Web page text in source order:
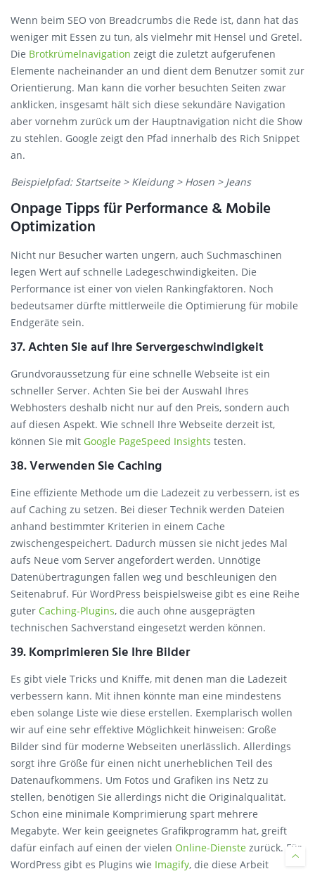
Wenn beim SEO von Breadcrumbs die Rede ist, dann hat das
weniger mit Essen zu tun, als vielmehr mit Hensel und Gretel.
Die Brotkrümelnavigation zeigt die zuletzt aufgerufenen
Elemente nacheinander an und dient dem Benutzer somit zur
Orientierung. Man kann die vorher besuchten Seiten zwar
anklicken, insgesamt hält sich diese sekundäre Navigation
aber vornehm zurück um der Hauptnavigation nicht die Show
zu stehlen. Google zeigt den Pfad innerhalb des Rich Snippet
an.
Beispielpfad: Startseite > Kleidung > Hosen > Jeans
Onpage Tipps für Performance & Mobile
Optimization
Nicht nur Besucher warten ungern, auch Suchmaschinen
legen Wert auf schnelle Ladegeschwindigkeiten. Die
Performance ist einer von vielen Rankingfaktoren. Noch
bedeutsamer dürfte mittlerweile die Optimierung für mobile
Endgeräte sein.
37. Achten Sie auf Ihre Servergeschwindigkeit
Grundvoraussetzung für eine schnelle Webseite ist ein
schneller Server. Achten Sie bei der Auswahl Ihres
Webhosters deshalb nicht nur auf den Preis, sondern auch
auf diesen Aspekt. Wie schnell Ihre Webseite derzeit ist,
können Sie mit Google PageSpeed Insights testen.
38. Verwenden Sie Caching
Eine effiziente Methode um die Ladezeit zu verbessern, ist es
auf Caching zu setzen. Bei dieser Technik werden Dateien
anhand bestimmter Kriterien in einem Cache
zwischengespeichert. Dadurch müssen sie nicht jedes Mal
aufs Neue vom Server angefordert werden. Unnötige
Datenübertragungen fallen weg und beschleunigen den
Seitenabruf. Für WordPress beispielsweise gibt es eine Reihe
guter Caching-Plugins, die auch ohne ausgeprägten
technischen Sachverstand eingesetzt werden können.
39. Komprimieren Sie Ihre Bilder
Es gibt viele Tricks und Kniffe, mit denen man die Ladezeit
verbessern kann. Mit ihnen könnte man eine mindestens
eben solange Liste wie diese erstellen. Exemplarisch wollen
wir auf eine sehr effektive Möglichkeit hinweisen: Große
Bilder sind für moderne Webseiten unerlässlich. Allerdings
sorgt ihre Größe für einen nicht unerheblichen Teil des
Datenaufkommens. Um Fotos und Grafiken ins Netz zu
stellen, benötigen Sie allerdings nicht die Originalqualität.
Schon eine minimale Komprimierung spart mehrere
Megabyte. Wer kein geeignetes Grafikprogramm hat, greift
dafür einfach auf einen der vielen Online-Dienste zurück. Für
WordPress gibt es Plugins wie Imagify, die diese Arbeit